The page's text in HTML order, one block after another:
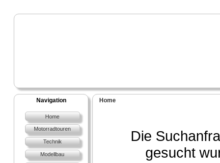
Navigation
Home
Motorradtouren
Technik
Modellbau
Home
Die
gesucht